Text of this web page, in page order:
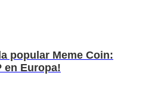
popular Meme Coin:
en Europa!